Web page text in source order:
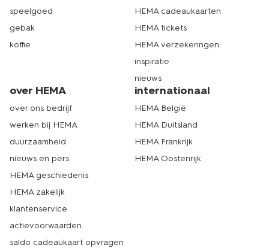
speelgoed
gebak
koffie
HEMA cadeaukaarten
HEMA tickets
HEMA verzekeringen
inspiratie
nieuws
over HEMA
over ons bedrijf
werken bij HEMA
duurzaamheid
nieuws en pers
HEMA geschiedenis
HEMA zakelijk
klantenservice
actievoorwaarden
saldo cadeaukaart opvragen
internationaal
HEMA België
HEMA Duitsland
HEMA Frankrijk
HEMA Oostenrijk